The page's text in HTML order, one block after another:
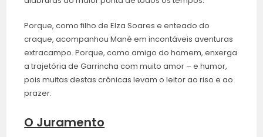
Porque, como filho de Elza Soares e enteado do
craque, acompanhou Mané em incontáveis aventuras
extracampo. Porque, como amigo do homem, enxerga
a trajetória de Garrincha com muito amor – e humor,
pois muitas destas crônicas levam o leitor ao riso e ao
prazer.
O Juramento